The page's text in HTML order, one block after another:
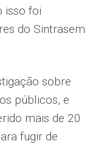
isso foi
do Sintrasem
sobre
públicos, e
mais de 20
fugir de